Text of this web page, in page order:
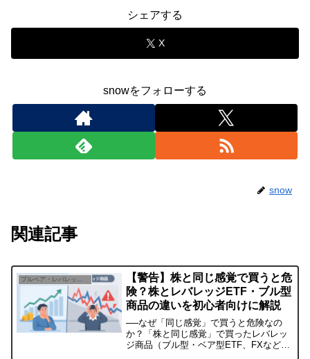
シェアする
X
snowをフォローする
snow
関連記事
ブルベア・レバレッジ投資
【警告】株と同じ感覚で買うと危
険？株とレバレッジETF・ブル型
商品の違いを初心者向けに解説
──なぜ「同じ感覚」で買うと危険なの
か？「株と同じ感覚」で買ったレバレッ
ジ商品（ブル型・ベア型ETF、FXなど）